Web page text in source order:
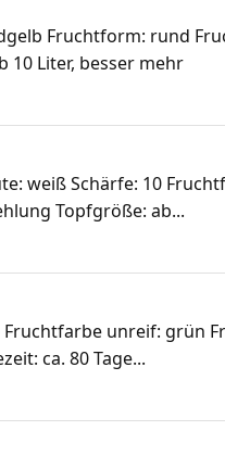
Fruchtform: rund
10 Liter, besser mehr
weiß Schärfe: 10
Topfgröße: ab...
Fruchtfarbe unreif: grün
ca. 80 Tage...